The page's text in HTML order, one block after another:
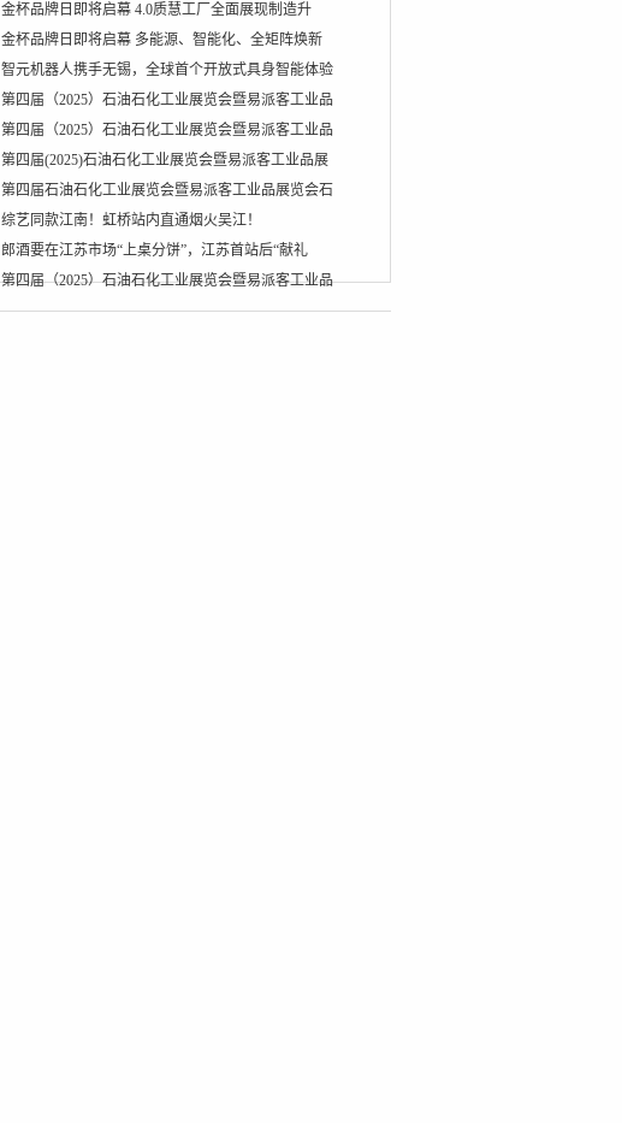
金杯品牌日即将启幕 4.0质慧工厂全面展现制造升
金杯品牌日即将启幕 多能源、智能化、全矩阵焕新
智元机器人携手无锡，全球首个开放式具身智能体验
第四届（2025）石油石化工业展览会暨易派客工业品
第四届（2025）石油石化工业展览会暨易派客工业品
第四届(2025)石油石化工业展览会暨易派客工业品展
第四届石油石化工业展览会暨易派客工业品展览会石
综艺同款江南！虹桥站内直通烟火吴江！
郎酒要在江苏市场“上桌分饼”，江苏首站后“献礼
第四届（2025）石油石化工业展览会暨易派客工业品